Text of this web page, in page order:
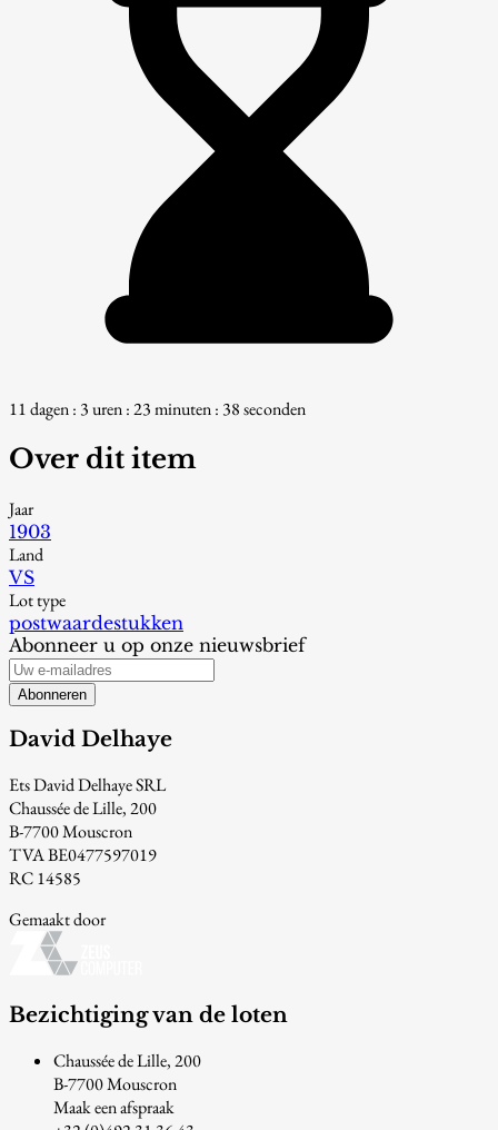
11 dagen : 3 uren : 23 minuten : 37 seconden
Over dit item
Jaar
1903
Land
VS
Lot type
postwaardestukken
Abonneer u op onze nieuwsbrief
Abonneren
David Delhaye
Ets David Delhaye SRL
Chaussée de Lille, 200
B-7700 Mouscron
TVA BE0477597019
RC 14585
Gemaakt door
Bezichtiging van de loten
Chaussée de Lille, 200
B-7700 Mouscron
Maak een afspraak